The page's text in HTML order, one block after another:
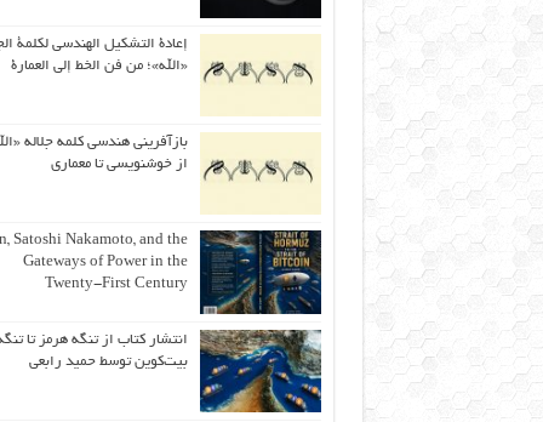
إعادة التشكيل الهندسي لكلمة
«الله»؛ من فن الخط إلى العمارة
بازآفرینی هندسی کلمه جلاله
از خوشنویسی تا معماری
Satoshi Nakamoto, and the
Gateways of Power in the
Twenty-First Century
انتشار کتاب از تنگه هرمز تا
بیت‌کوین توسط حمید رابعی